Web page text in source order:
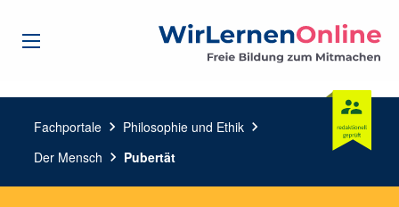
Fachportale chevron_right Philosophie und Ethik chevron_right
Der Mensch chevron_right Pubertät